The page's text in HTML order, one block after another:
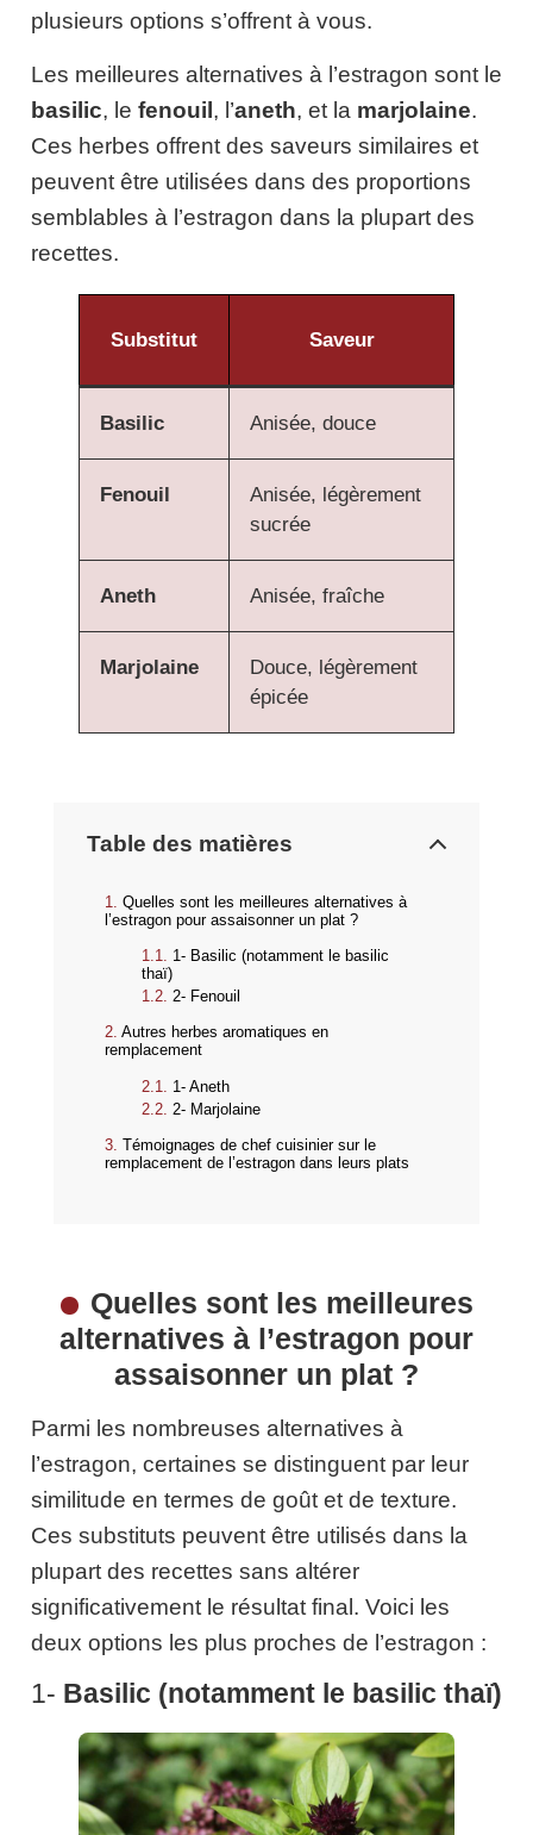
plusieurs options s’offrent à vous.
Les meilleures alternatives à l’estragon sont le
basilic, le fenouil, l’aneth, et la marjolaine.
Ces herbes offrent des saveurs similaires et
peuvent être utilisées dans des proportions
semblables à l’estragon dans la plupart des
recettes.
Substitut Saveur
Basilic Anisée, douce
Fenouil
Anisée, légèrement
sucrée
Aneth Anisée, fraîche
Marjolaine
Douce, légèrement
épicée
Table des matières
Quelles sont les meilleures alternatives à
l’estragon pour assaisonner un plat ?
1- Basilic (notamment le basilic
thaï)
2- Fenouil
Autres herbes aromatiques en
remplacement
1- Aneth
2- Marjolaine
Témoignages de chef cuisinier sur le
remplacement de l’estragon dans leurs plats
Quelles sont les meilleures
alternatives à l’estragon pour
assaisonner un plat ?
Parmi les nombreuses alternatives à
l’estragon, certaines se distinguent par leur
similitude en termes de goût et de texture.
Ces substituts peuvent être utilisés dans la
plupart des recettes sans altérer
significativement le résultat final. Voici les
deux options les plus proches de l’estragon :
1- Basilic (notamment le basilic thaï)